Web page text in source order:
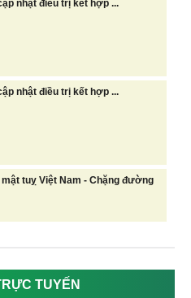
nhật điều trị kết hợp ...
nhật điều trị kết hợp ...
tuỵ Việt Nam - Chặng đường
TUYẾN